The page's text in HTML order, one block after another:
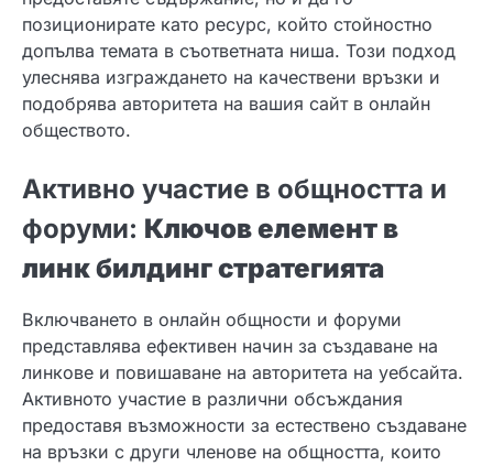
позиционирате като ресурс, който стойностно
допълва темата в съответната ниша. Този подход
улеснява изграждането на качествени връзки и
подобрява авторитета на вашия сайт в онлайн
обществото.
Активно участие в общността и
форуми: Ключов елемент в
линк билдинг стратегията
Включването в онлайн общности и форуми
представлява ефективен начин за създаване на
линкове и повишаване на авторитета на уебсайта.
Активното участие в различни обсъждания
предоставя възможности за естествено създаване
на връзки с други членове на общността, които